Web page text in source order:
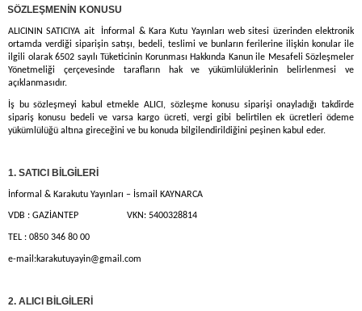
SÖZLEŞMENİN KONUSU
ALICININ SATICIYA ait İnformal & Kara Kutu Yayınları web sitesi üzerinden elektronik
ortamda verdiği siparişin satışı, bedeli, teslimi ve bunların ferilerine ilişkin konular ile
ilgili olarak 6502 sayılı Tüketicinin Korunması Hakkında Kanun ile Mesafeli Sözleşmeler
Yönetmeliği çerçevesinde tarafların hak ve yükümlülüklerinin belirlenmesi ve
açıklanmasıdır.
İş bu sözleşmeyi kabul etmekle ALICI, sözleşme konusu siparişi onayladığı takdirde
sipariş konusu bedeli ve varsa kargo ücreti, vergi gibi belirtilen ek ücretleri ödeme
yükümlülüğü altına gireceğini ve bu konuda bilgilendirildiğini peşinen kabul eder.
1. SATICI BİLGİLERİ
İnformal & Karakutu Yayınları – İsmail KAYNARCA
VDB : GAZİANTEP VKN: 5400328814
TEL : 0850 346 80 00
e-mail:karakutuyayin@gmail.com
2. ALICI BİLGİLERİ